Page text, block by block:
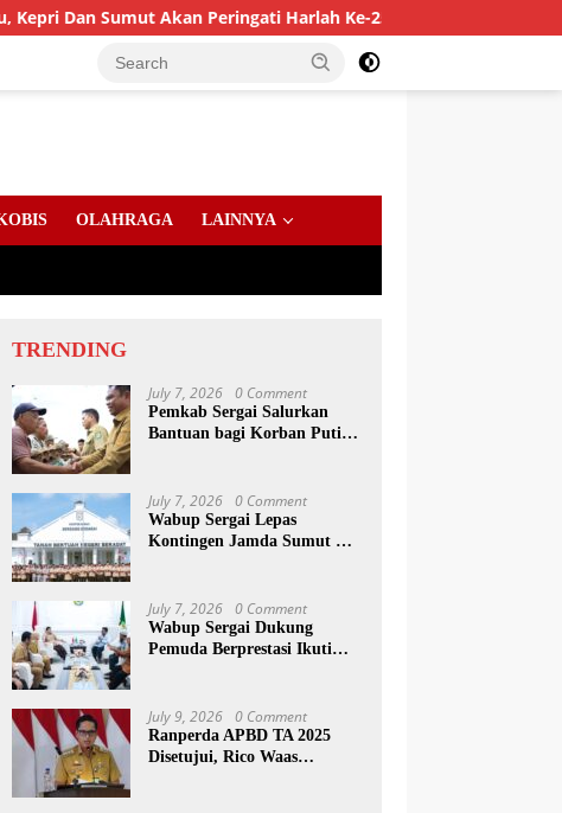
Sumut Akan Peringati Harlah Ke-25 PD AIJ Sumut
OLAHRAGA LAINNYA
TRENDING
July 7, 2026 0 Comment
Pemkab Sergai Salurkan
Bantuan bagi Korban Puting
July 7, 2026 0 Comment
Wabup Sergai Lepas
Kontingen Jamda Sumut XI,
July 7, 2026 0 Comment
Wabup Sergai Dukung
Pemuda Berprestasi Ikuti
July 9, 2026 0 Comment
Ranperda APBD TA 2025
Disetujui, Rico Waas